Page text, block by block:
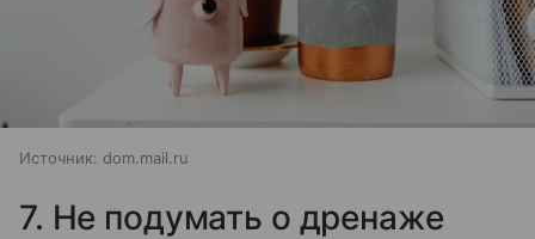
Источник: dom.mail.ru
7. Не подумать о дренаже